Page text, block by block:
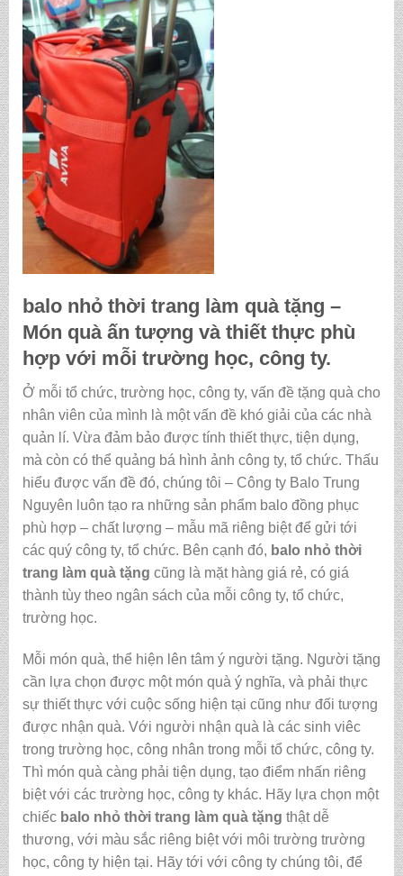
balo nhỏ thời trang làm quà tặng –
Món quà ấn tượng và thiết thực phù
hợp với mỗi trường học, công ty.
Ở mỗi tổ chức, trường học, công ty, vấn đề tặng quà cho
nhân viên của mình là một vấn đề khó giải của các nhà
quản lí. Vừa đảm bảo được tính thiết thực, tiện dụng,
mà còn có thể quảng bá hình ảnh công ty, tổ chức. Thấu
hiểu được vấn đề đó, chúng tôi – Công ty Balo Trung
Nguyên luôn tạo ra những sản phẩm balo đồng phục
phù hợp – chất lượng – mẫu mã riêng biệt để gửi tới
các quý công ty, tổ chức. Bên cạnh đó, balo nhỏ thời
trang làm quà tặng cũng là mặt hàng giá rẻ, có giá
thành tùy theo ngân sách của mỗi công ty, tổ chức,
trường học.
Mỗi món quà, thể hiện lên tâm ý người tặng. Người tặng
cần lựa chọn được một món quà ý nghĩa, và phải thực
sự thiết thực với cuộc sống hiện tại cũng như đối tượng
được nhận quà. Với người nhận quà là các sinh viêc
trong trường học, công nhân trong mỗi tổ chức, công ty.
Thì món quà càng phải tiện dụng, tạo điểm nhấn riêng
biệt với các trường học, công ty khác. Hãy lựa chọn một
chiếc balo nhỏ thời trang làm quà tặng thật dễ
thương, với màu sắc riêng biệt với môi trường trường
học, công ty hiện tại. Hãy tới với công ty chúng tôi, để